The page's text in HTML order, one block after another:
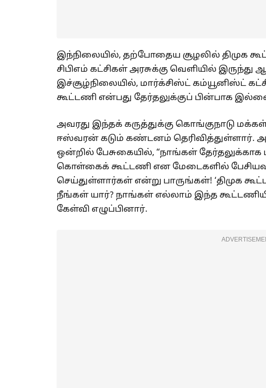
இந்நிலையில், தற்போதைய சூழலில் திமுக
சிபிஎம் கட்சிகள் அரசுக்கு வெளியில் இருந்து
இச்சூழ்நிலையில், மார்க்சிஸ்ட் கம்யூனிஸ்ட்
கூட்டணி என்பது தேர்தலுக்குப் பின்பாக
அவரது இந்தக் கருத்துக்கு கொங்குநாடு
ஈஸ்வரன் கடும் கண்டனம் தெரிவித்துள்ளார்.
ஒன்றில் பேசுகையில், “நாங்கள் தேர்தலுக்காக
கொள்கைக் கூட்டணி என மேடைகளில்
செய்துள்ளார்கள் என்று பாருங்கள்! ‘திமுக
நீங்கள் யார்? நாங்கள் எல்லாம் இந்த
கேள்வி எழுப்பினார்.